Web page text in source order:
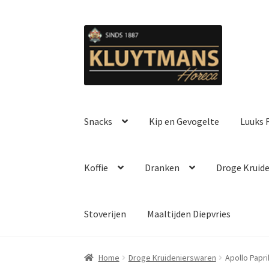
Ga
door
naar
Ga
naar
de
Snacks Kip en Gevogelte Luuks
Koffie Dranken Droge
Stoverijen Maaltijden Diepvries
Home Droge Kruidenierswaren Apollo